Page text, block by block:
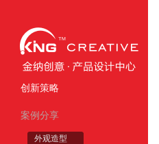
创新策略
案例分享
外观造型